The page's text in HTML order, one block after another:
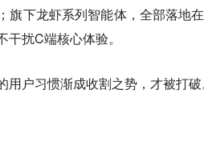
旗下龙虾系列智能体，全部落地
扰C端核心体验。
户习惯渐成收割之势，才被打破